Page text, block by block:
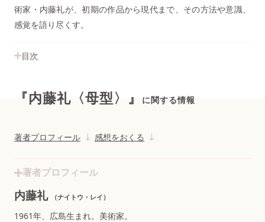
術家・内藤礼が、初期の作品から現代まで、その方法や意識、
感覚を語り尽くす。
目次
『内藤礼〈母型〉』 に関する情報
著者プロフィール 感想をおくる
著者プロフィール
内藤礼 （ナイトウ・レイ）
1961年、広島生まれ。美術家。